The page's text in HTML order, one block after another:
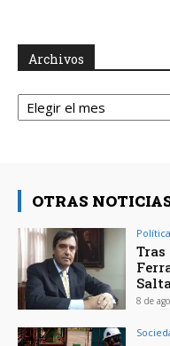
Archivos
Archivos
OTRAS
Política
8 de